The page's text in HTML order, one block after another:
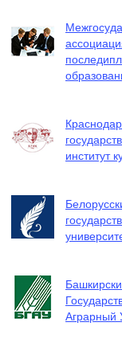
институт
Аграрный